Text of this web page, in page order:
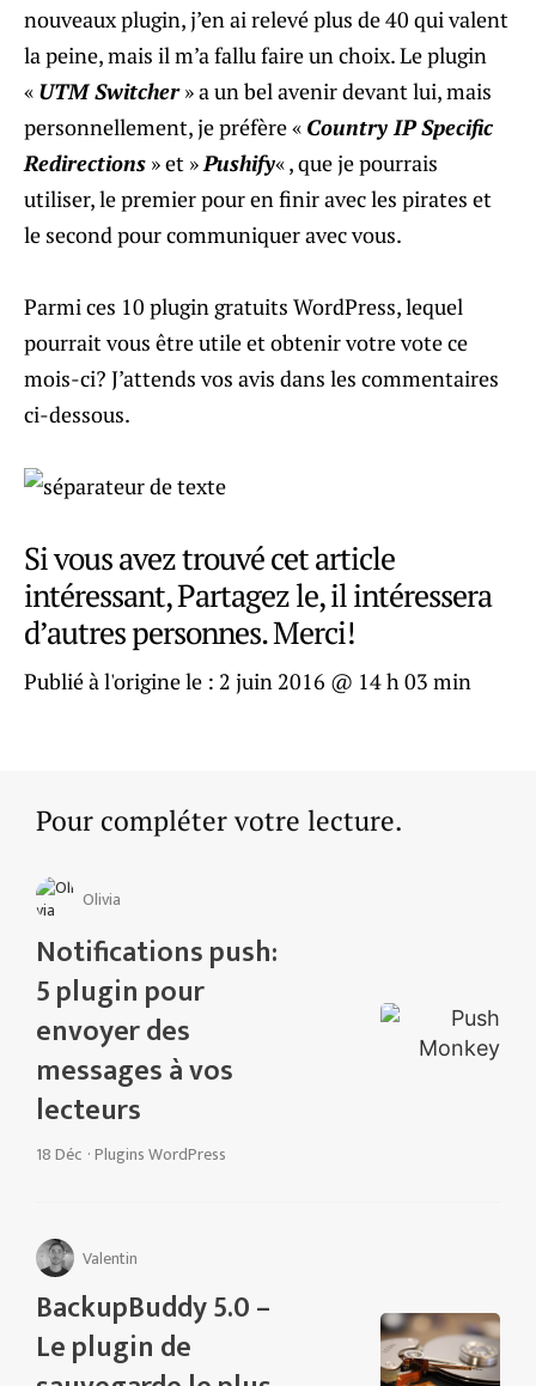
nouveaux plugin, j’en ai relevé plus de 40 qui valent
la peine, mais il m’a fallu faire un choix. Le plugin
« UTM Switcher» a un bel avenir devant lui, mais
personnellement, je préfère « Country IP Specific
Redirections » et »Pushify« , que je pourrais
utiliser, le premier pour en finir avec les pirates et
le second pour communiquer avec vous.
Parmi ces 10 plugin gratuits WordPress, lequel
pourrait vous être utile et obtenir votre vote ce
mois-ci? J’attends vos avis dans les commentaires
ci-dessous.
Si vous avez trouvé cet article
intéressant, Partagez le, il intéressera
d’autres personnes. Merci!
Publié à l'origine le : 2 juin 2016 @ 14 h 03 min
Pour compléter votre lecture.
Olivia
Notifications push:
5 plugin pour
envoyer des
messages à vos
lecteurs
18 Déc ·Plugins WordPress
Valentin
BackupBuddy 5.0 –
Le plugin de